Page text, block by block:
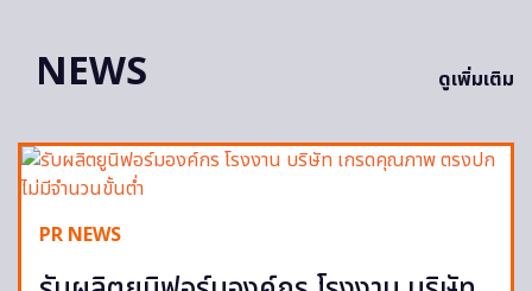
NEWS
ดูเพิ่มเติม
PR NEWS